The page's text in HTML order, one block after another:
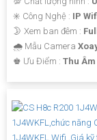
✳️ Công Nghệ : IP
🌛 Xem ban đêm :
🌧️ Mẫu Camera
️♚ Ưu Điểm : Thu